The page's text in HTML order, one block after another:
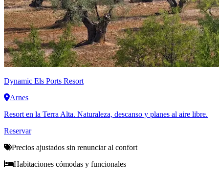
Dynamic Els Ports Resort
Arnes
Resort en la Terra Alta. Naturaleza, descanso y planes al aire libre.
Reservar
Precios ajustados sin renunciar al confort
Habitaciones cómodas y funcionales